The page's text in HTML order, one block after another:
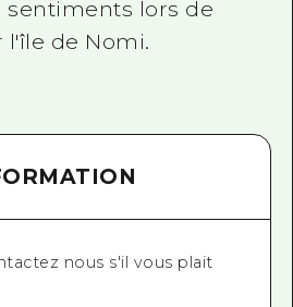
sentiments lors de
l'île de Nomi.
nous s'il vous plait